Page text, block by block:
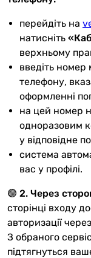
перейдіть на
натисніть
верхньому
введіть номер
телефону,
оформленні
на цей номер
одноразовим
у відповідне
система
вас у профілі.
🟣 2. Через
сторінці входу
авторизації
З обраного
підтягнуться